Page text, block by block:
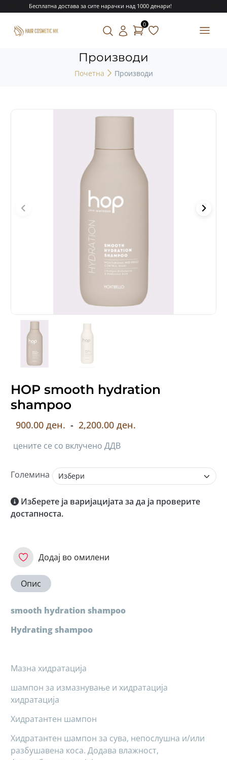
Бесплатна достава за сите нарачки над 1000 денари!
0
Производи
Почетна Производи
HOP smooth hydration
shampoo
900.00 ден. - 2,200.00 ден.
цените се со вклучено ДДВ
Големина
Изберете ја варијацијата за да ја проверите
достапноста.
Додај во омилени
Опис
smooth hydration shampoo
Hydrating shampoo
Мазна хидратација
шампон за измазнување и хидратација
хидратација
Хидратантен шампон
Хидратантен шампон за сува, непослушна и/или
разбушавена коса. Додава влажност,